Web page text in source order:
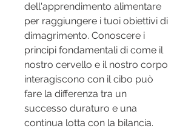
dell'apprendimento alimentare
per raggiungere i tuoi obiettivi di
dimagrimento. Conoscere i
principi fondamentali di come il
nostro cervello e il nostro corpo
interagiscono con il cibo può
fare la differenza tra un
successo duraturo e una
continua lotta con la bilancia.